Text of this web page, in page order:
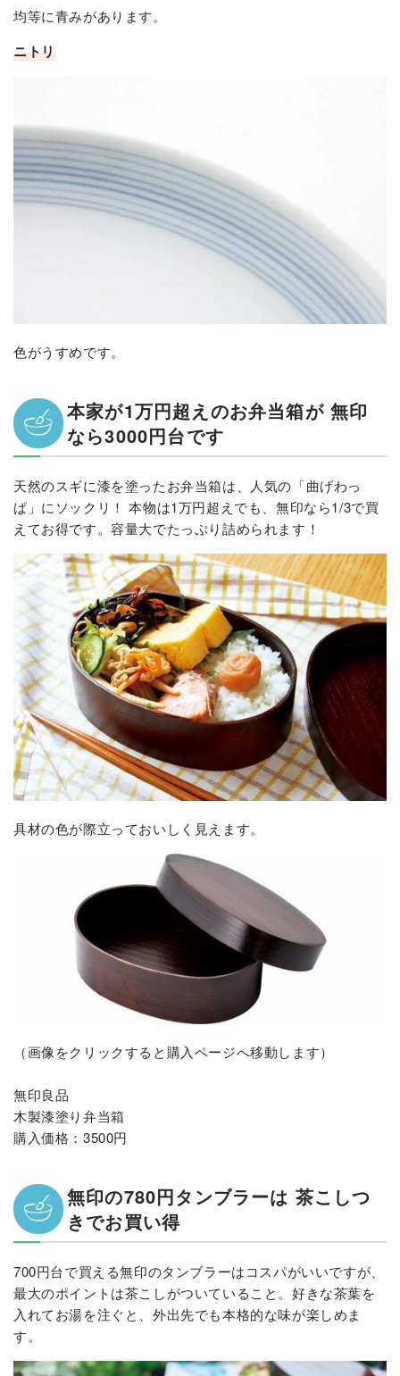
均等に青みがあります。
ニトリ
色がうすめです。
本家が1万円超えのお弁当箱が 無印
なら3000円台です
天然のスギに漆を塗ったお弁当箱は、人気の「曲げわっ
ぱ」にソックリ！ 本物は1万円超えでも、無印なら1/3で買
えてお得です。容量大でたっぷり詰められます！
具材の色が際立っておいしく見えます。
（画像をクリックすると購入ページへ移動します）
無印良品
木製漆塗り弁当箱
購入価格：3500円
無印の780円タンブラーは 茶こしつ
きでお買い得
700円台で買える無印のタンブラーはコスパがいいですが、
最大のポイントは茶こしがついていること。好きな茶葉を
入れてお湯を注ぐと、外出先でも本格的な味が楽しめま
す。